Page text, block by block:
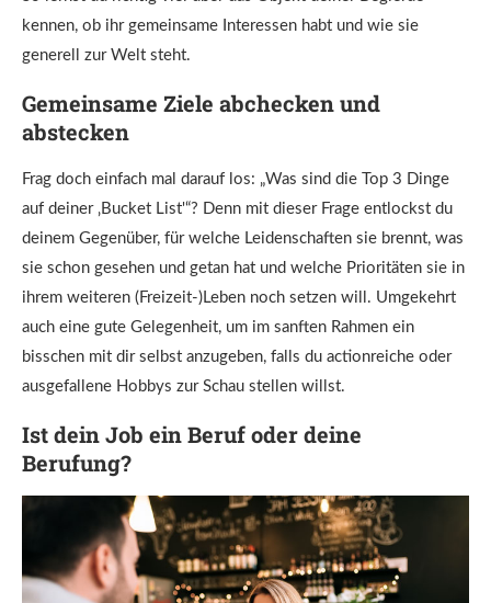
kennen, ob ihr gemeinsame Interessen habt und wie sie
generell zur Welt steht.
Gemeinsame Ziele abchecken und
abstecken
Frag doch einfach mal darauf los: „Was sind die Top 3 Dinge
auf deiner ‚Bucket List'“? Denn mit dieser Frage entlockst du
deinem Gegenüber, für welche Leidenschaften sie brennt, was
sie schon gesehen und getan hat und welche Prioritäten sie in
ihrem weiteren (Freizeit-)Leben noch setzen will. Umgekehrt
auch eine gute Gelegenheit, um im sanften Rahmen ein
bisschen mit dir selbst anzugeben, falls du actionreiche oder
ausgefallene Hobbys zur Schau stellen willst.
Ist dein Job ein Beruf oder deine
Berufung?